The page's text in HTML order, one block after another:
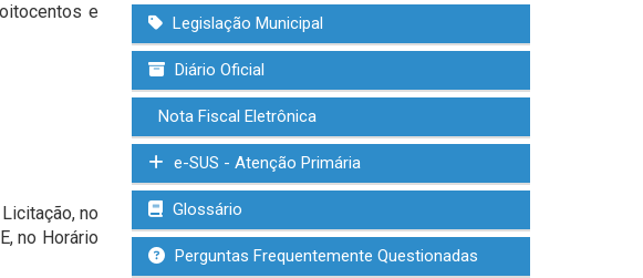
e
no
no Horário
Legislação Municipal
Diário Oficial
Nota Fiscal Eletrônica
e-SUS - Atenção Primária
Glossário
Perguntas Frequentemente Questionadas